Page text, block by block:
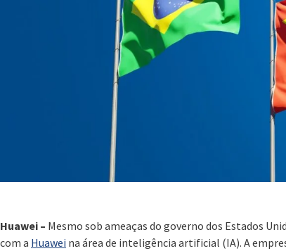
Huawei – Mesmo sob ameaças do governo dos Estados
com a Huawei na área de inteligência artificial (IA). A